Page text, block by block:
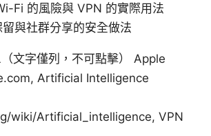
Fi 的風險與 VPN 的實際用法
與社群分享的安全做法
文字僅列，不可點擊） Apple
Artificial Intelligence
wiki/Artificial_intelligence, VPN